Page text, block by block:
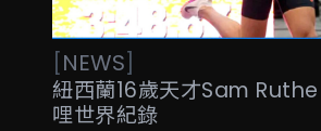
[NEWS]
紐西蘭16歲天才Sam Ruthe
哩世界紀錄